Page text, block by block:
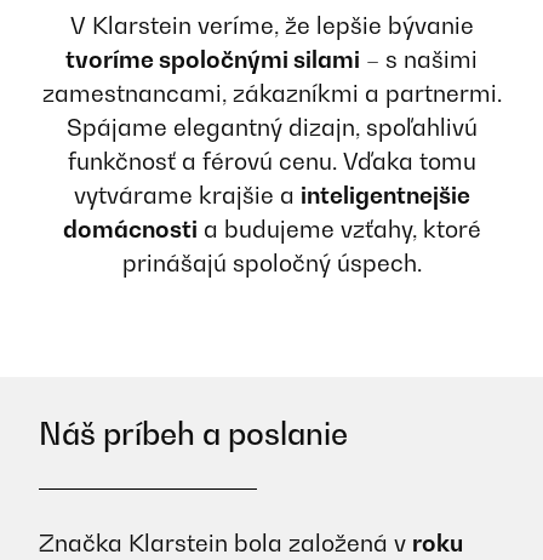
V Klarstein veríme, že lepšie bývanie
tvoríme spoločnými silami – s našimi
zamestnancami, zákazníkmi a partnermi.
Spájame elegantný dizajn, spoľahlivú
funkčnosť a férovú cenu. Vďaka tomu
vytvárame krajšie a inteligentnejšie
domácnosti a budujeme vzťahy, ktoré
prinášajú spoločný úspech.
Náš príbeh a poslanie
Značka Klarstein bola založená v roku